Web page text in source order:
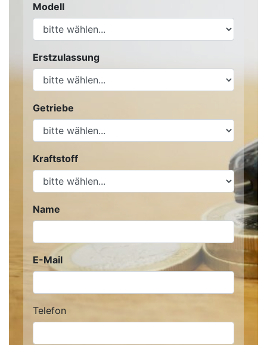
Modell
Erstzulassung
Getriebe
Kraftstoff
Name
E-Mail
Telefon